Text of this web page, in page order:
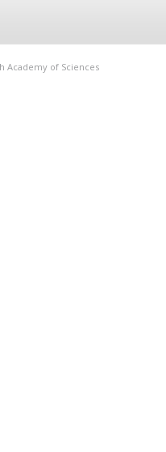
Academy of Sciences